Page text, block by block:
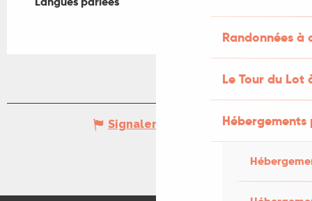
Randonnées
Le Tour du Lot
Signaler une erreur